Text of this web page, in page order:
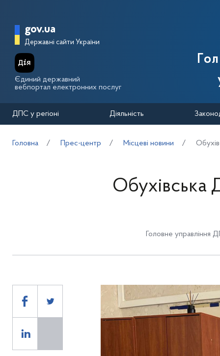
Головна сторінка Державної
gov.ua
Державні сайти України
Єдиний державний
вебпортал електронних послуг
ДПС у регіоні Діяльність
Головна Прес-центр Місцеві новини
Обухівська
Головне управління